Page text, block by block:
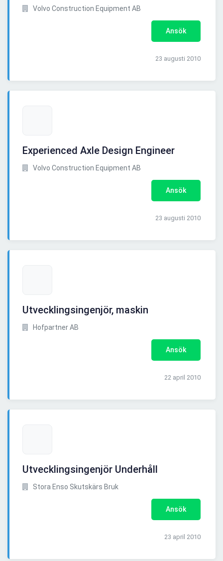
Volvo Construction Equipment AB
Ansök
23 augusti 2010
Experienced Axle Design Engineer
Volvo Construction Equipment AB
Ansök
23 augusti 2010
Utvecklingsingenjör, maskin
Hofpartner AB
Ansök
22 april 2010
Utvecklingsingenjör Underhåll
Stora Enso Skutskärs Bruk
Ansök
23 april 2010